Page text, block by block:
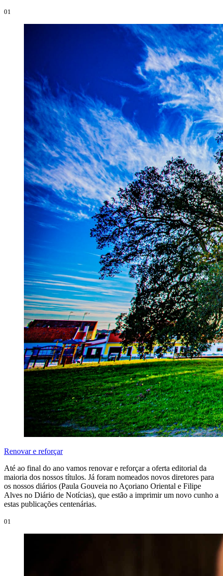
01
Renovar e reforçar
Até ao final do ano vamos renovar e reforçar a oferta editorial da
maioria dos nossos títulos. Já foram nomeados novos diretores para
os nossos diários (Paula Gouveia no Açoriano Oriental e Filipe
Alves no Diário de Notícias), que estão a imprimir um novo cunho a
estas publicações centenárias.
01